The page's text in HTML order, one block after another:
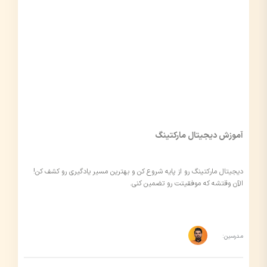
آموزش دیجیتال مارکتینگ
دیجیتال مارکتینگ رو از پایه شروع کن و بهترین مسیر یادگیری رو کشف کن!
الآن وقتشه که موفقیتت رو تضمین کنی.
مدرسین: